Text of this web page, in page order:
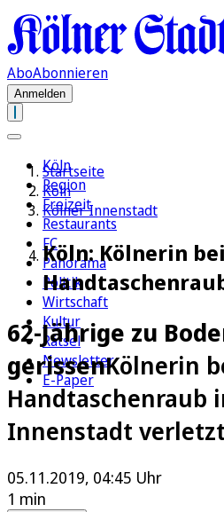
AboAbonnieren
Anmelden
Köln
Region
Freizeit
Restaurants
FC
Panorama
Politik
Wirtschaft
Kultur
Rätsel
Newsletter
E-Paper
Startseite
Köln
Kölner Innenstadt
Köln: Kölnerin bei
62-Jährige zu
gerissenKölnerin
Handtaschenraub
Innenstadt verletzt
05.11.2019, 04:45 Uhr
1 min